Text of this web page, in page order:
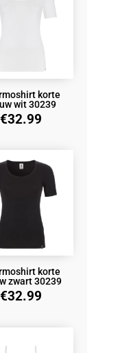
korte
wit 30239
€32.99
korte
zwart 30239
€32.99